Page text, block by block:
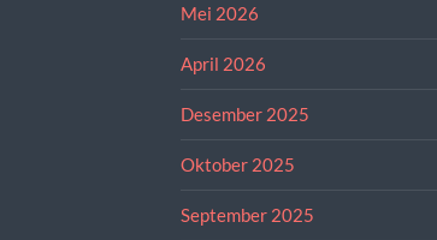
Mei 2026
April 2026
Desember 2025
Oktober 2025
September 2025